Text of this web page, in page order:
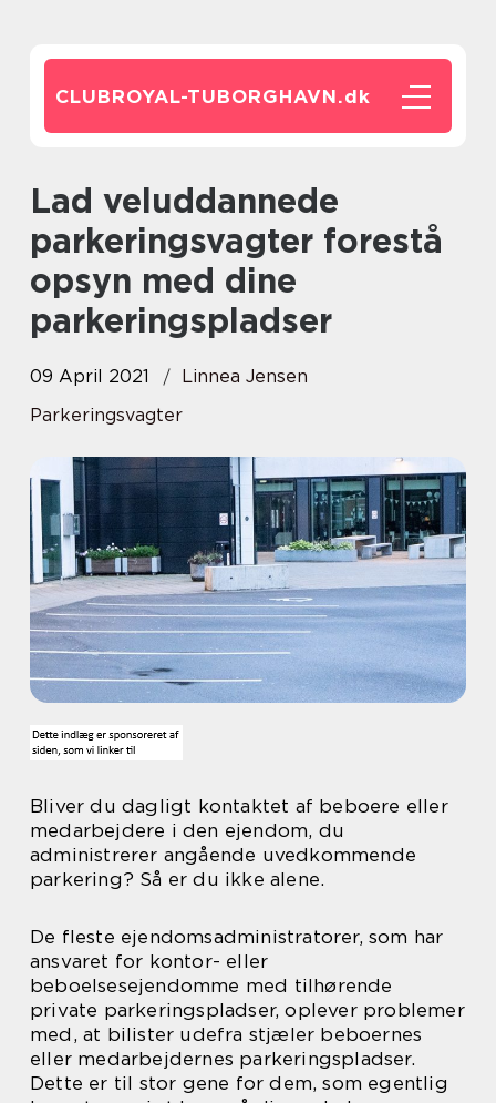
CLUBROYAL-TUBORGHAVN.dk
Lad veluddannede
parkeringsvagter forestå
opsyn med dine
parkeringspladser
09 April 2021
Linnea Jensen
Parkeringsvagter
Bliver du dagligt kontaktet af beboere eller
medarbejdere i den ejendom, du
administrerer angående uvedkommende
parkering? Så er du ikke alene.
De fleste ejendomsadministratorer, som har
ansvaret for kontor- eller
beboelsesejendomme med tilhørende
private parkeringspladser, oplever problemer
med, at bilister udefra stjæler beboernes
eller medarbejdernes parkeringspladser.
Dette er til stor gene for dem, som egentlig